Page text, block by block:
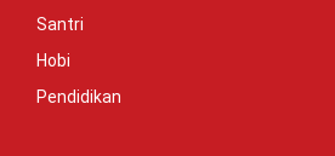
Santri
Hobi
Pendidikan